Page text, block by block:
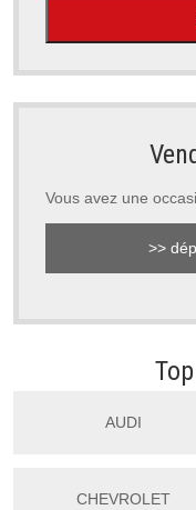
Vous avez une
>>
AUDI
CHEVROLET